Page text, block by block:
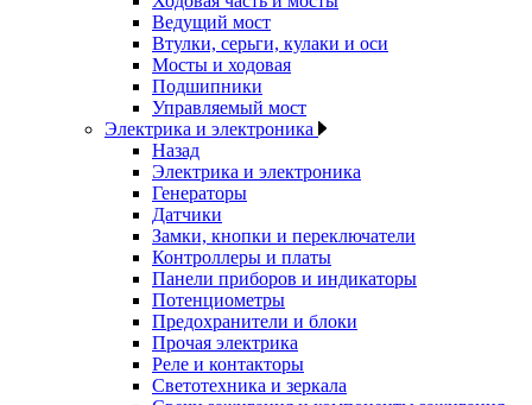
Ведущий мост
Втулки, серьги, кулаки и оси
Мосты и ходовая
Подшипники
Управляемый мост
Электрика и электроника
Назад
Электрика и электроника
Генераторы
Датчики
Замки, кнопки и переключатели
Контроллеры и платы
Панели приборов и индикаторы
Потенциометры
Предохранители и блоки
Прочая электрика
Реле и контакторы
Светотехника и зеркала